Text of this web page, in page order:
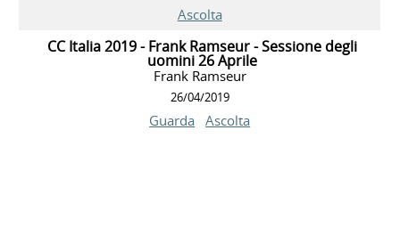
Ascolta
CC Italia 2019 - Frank Ramseur - Sessione degli
uomini 26 Aprile
Frank Ramseur
26/04/2019
Guarda Ascolta